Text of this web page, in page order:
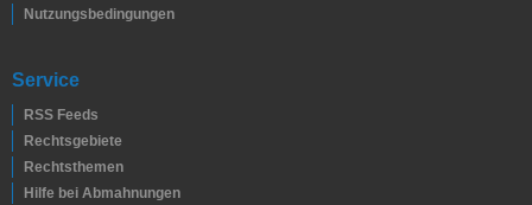
Nutzungsbedingungen
Service
RSS Feeds
Rechtsgebiete
Rechtsthemen
Hilfe bei Abmahnungen